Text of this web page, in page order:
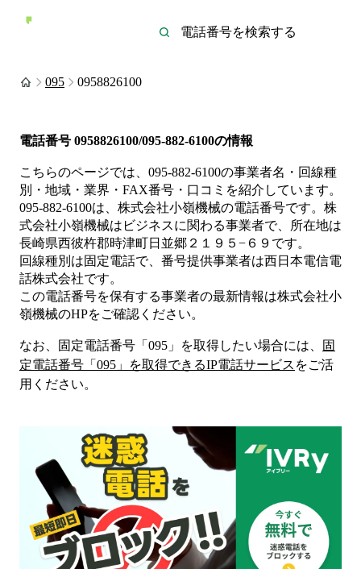
095 0958826100
電話番号 0958826100/095-882-6100の情報
こちらのページでは、 095-882-6100の事業者名・回線種
別・地域・業界・FAX番号・口コミを紹介しています。
095-882-6100は、 株式会社小嶺機械の電話番号です。 株
式会社小嶺機械は ビジネスに関わる事業者で、所在地は
長崎県西彼杵郡時津町日並郷２１９５−６９ です。
回線種別は固定電話で、番号提供事業者は西日本電信電
話株式会社です。
この電話番号を保有する事業者の最新情報は株式会社小
嶺機械のHPをご確認ください。
なお、固定電話番号「 095 」を取得したい場合には、
固
定電話番号「 095 」を取得できるIP電話サービス をご活
用ください。